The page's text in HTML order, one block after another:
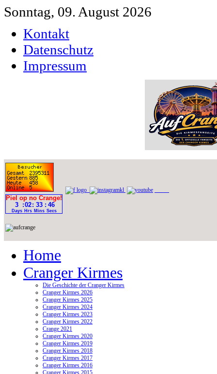
Sonntag, 09. August 2026
Kontakt
Datenschutz
Impressum
Home
Cranger Kirmes
Die Geschichte der Cranger Kirmes
Cranger Kirmes 2026
Cranger Kirmes 2025
Cranger Kirmes 2024
Cranger Kirmes 2023
Cranger Kirmes 2022
Crange 2021
Cranger Kirmes 2020
Cranger Kirmes 2019
Cranger Kirmes 2018
Cranger Kirmes 2017
Cranger Kirmes 2016
Cranger Kirmes 2015